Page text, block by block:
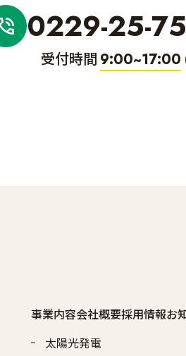
0229-25-
受付時間 9:00~17:00
事業内容会社概要採用情報お
太陽光発電